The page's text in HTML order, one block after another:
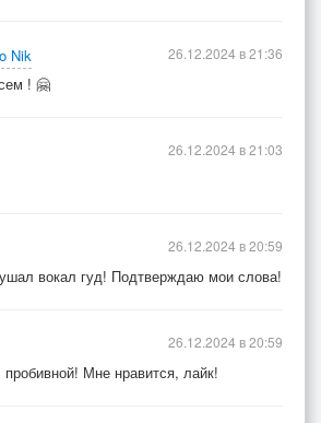
Nik
! 🤗
26.12.2024 в 21:36
26.12.2024 в 21:03
вокал гуд! Подтверждаю мои слова!
26.12.2024 в 20:59
пробивной! Мне нравится, лайк!
26.12.2024 в 20:59